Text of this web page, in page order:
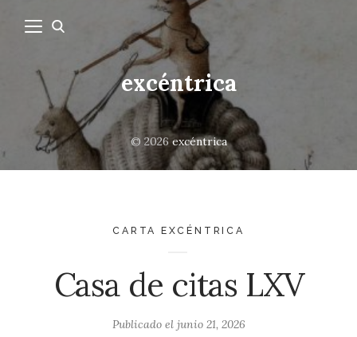
excéntrica
© 2026excéntrica
CARTA EXCÉNTRICA
Casa de citas LXV
Publicado el junio 21, 2026